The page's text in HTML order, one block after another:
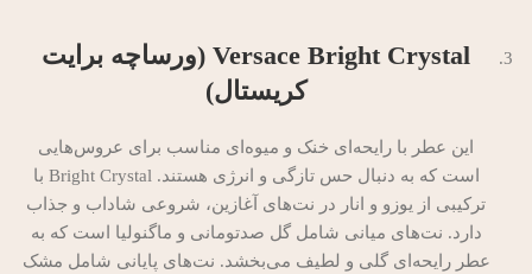
Versace Bright Crystal (ورساچه برایت
کریستال)
این عطر با رایحه‌ای خنک و میوه‌ای مناسب برای عروس‌هایی
است که به دنبال حس تازگی و انرژی هستند. Bright Crystal با
ترکیبی از یوزو و انار در نت‌های آغازین، شروعی شاداب و جذاب
دارد. نت‌های میانی شامل گل صدتومانی و ماگنولیا است که به
عطر رایحه‌ای گلی و لطیف می‌بخشد. نت‌های پایانی شامل مشک